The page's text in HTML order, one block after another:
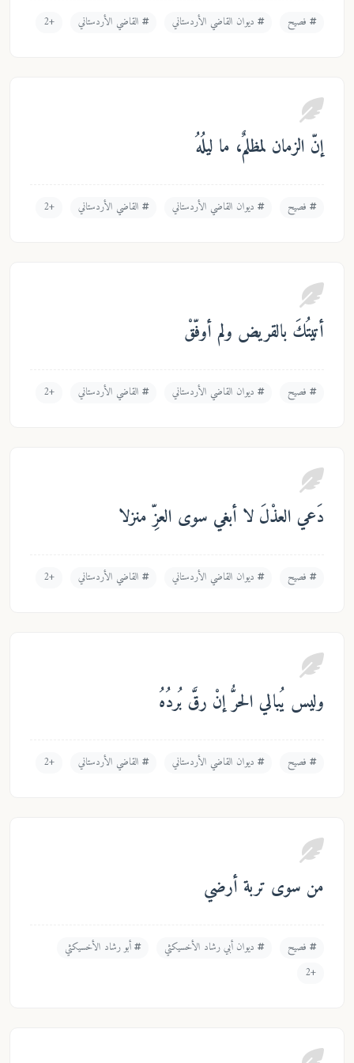
ديوان القاضي الأردستاني القاضي الأردستاني +2
ما ليلُهُ
ديوان القاضي الأردستاني القاضي الأردستاني +2
ولم أوفّقْ
ديوان القاضي الأردستاني القاضي الأردستاني +2
أبغي سوى العزِّ منزلا
ديوان القاضي الأردستاني القاضي الأردستاني +2
إنْ رقَّ بُردُهُ
ديوان القاضي الأردستاني القاضي الأردستاني +2
أرضي
ديوان أبي رشاد الأخسيكثي أبو رشاد الأخسيكثي